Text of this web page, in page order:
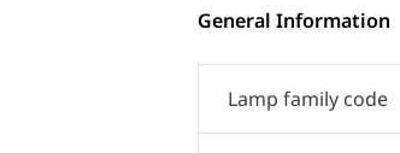
General Information
Lamp family code